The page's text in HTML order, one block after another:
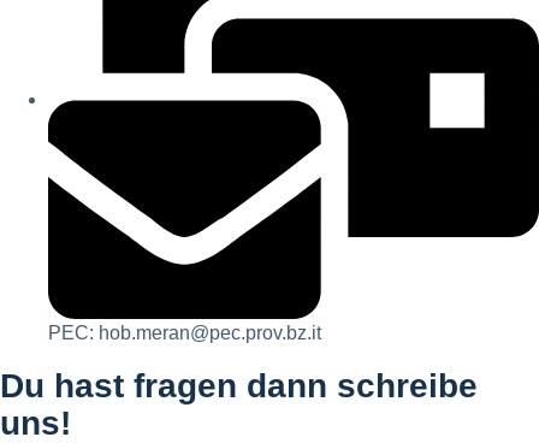
PEC: hob.meran@pec.prov.bz.it
Du hast fragen dann schreibe
uns!